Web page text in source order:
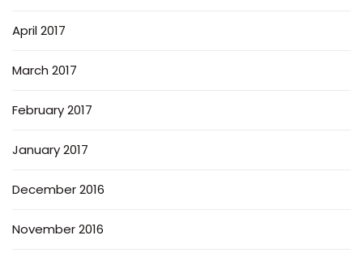
April 2017
March 2017
February 2017
January 2017
December 2016
November 2016